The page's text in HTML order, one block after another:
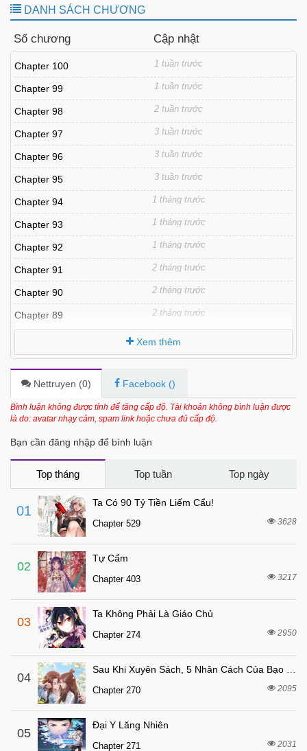
DANH SÁCH CHƯƠNG
Số chương Cập nhật
Chapter 100 1 tuần trước
Chapter 99 1 tuần trước
Chapter 98 2 tuần trước
Chapter 97 3 tuần trước
Chapter 96 3 tuần trước
Chapter 95 3 tuần trước
Chapter 94 1 tháng trước
Chapter 93 1 tháng trước
Chapter 92 1 tháng trước
Chapter 91 2 tháng trước
Chapter 90 2 tháng trước
Chapter 89 2 tháng trước
Chapter 87 2 tháng trước
Chapter 86 2 tháng trước
Chapter 85 3 tháng trước
3 tháng trước
Chapter 82 4 tháng trước
Chapter 81
Chapter 80
Chapter 79
Chapter 78
Chapter 77
Chapter 76
Chapter 75
Chapter 74 6 tháng trước
Chapter 73 6 tháng trước
Chapter 72
Chapter 71 6 tháng trước
Chapter 70
Xem thêm
Nettruyen (0) Facebook ()
Bình luận không được tính để tăng cấp độ. Tài khoản không bình luận được
là do: avatar nhạy cảm, spam link hoặc chưa đủ cấp độ.
Bạn cần đăng nhập để bình luận
Top tháng Top tuần Top ngày
01
Ta Có 90 Tỷ Tiền Liếm Cẩu!
Chapter 529 3628
02
Tự Cẩm
Chapter 403 3217
03
Ta Không Phải Là Giáo Chủ
Chapter 274 2950
04
Chapter 270 2095
05
Đại Y Lăng Nhiên
Chapter 271 2031